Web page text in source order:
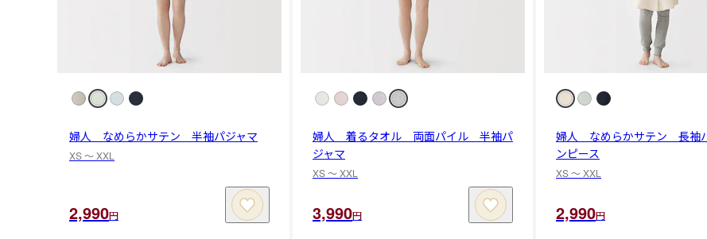
婦人 なめらかサテン 半袖パジャマ
XS 〜 XXL
2,990円
婦人 着るタオル 両面パイル 半袖パ
ジャマ
XS 〜 XXL
3,990円
婦人 なめらかサテン 長袖
ンピース
XS 〜 XXL
2,990円